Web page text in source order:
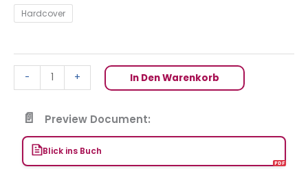
Hardcover
- + In Den Warenkorb
Preview Document:
Blick ins Buch